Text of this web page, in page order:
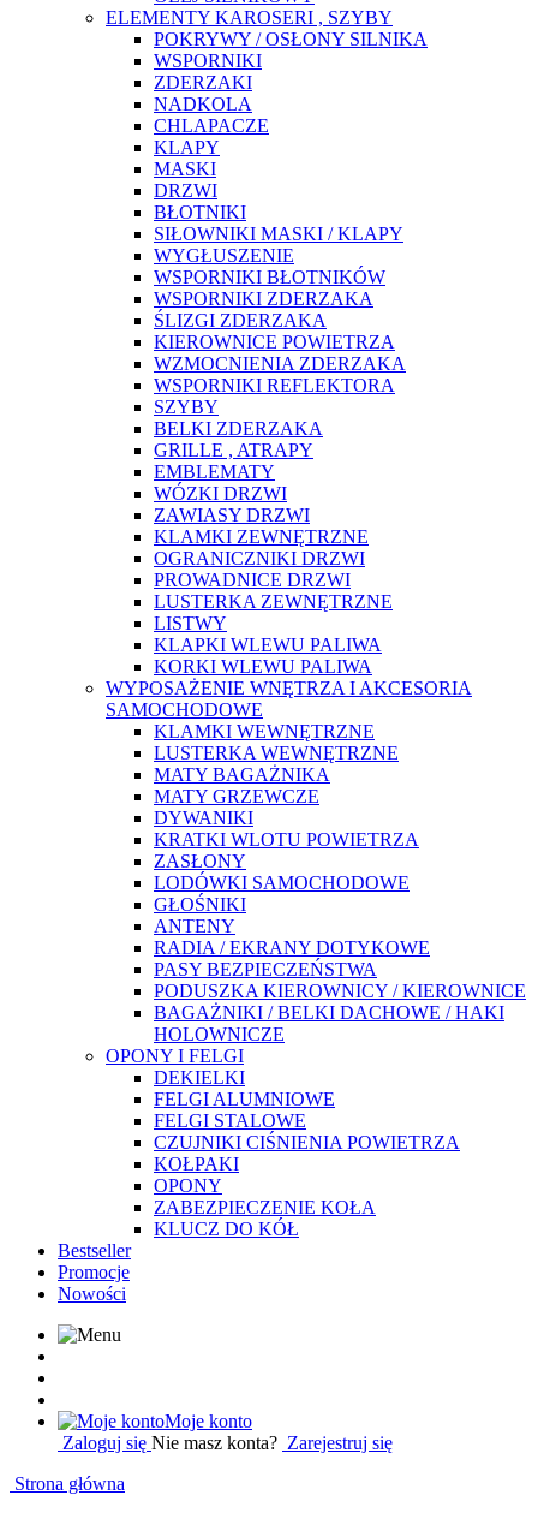
ELEMENTY KAROSERI , SZYBY
POKRYWY / OSŁONY SILNIKA
WSPORNIKI
ZDERZAKI
NADKOLA
CHLAPACZE
KLAPY
MASKI
DRZWI
BŁOTNIKI
SIŁOWNIKI MASKI / KLAPY
WYGŁUSZENIE
WSPORNIKI BŁOTNIKÓW
WSPORNIKI ZDERZAKA
ŚLIZGI ZDERZAKA
KIEROWNICE POWIETRZA
WZMOCNIENIA ZDERZAKA
WSPORNIKI REFLEKTORA
SZYBY
BELKI ZDERZAKA
GRILLE , ATRAPY
EMBLEMATY
WÓZKI DRZWI
ZAWIASY DRZWI
KLAMKI ZEWNĘTRZNE
OGRANICZNIKI DRZWI
PROWADNICE DRZWI
LUSTERKA ZEWNĘTRZNE
LISTWY
KLAPKI WLEWU PALIWA
KORKI WLEWU PALIWA
WYPOSAŻENIE WNĘTRZA I AKCESORIA
SAMOCHODOWE
KLAMKI WEWNĘTRZNE
LUSTERKA WEWNĘTRZNE
MATY BAGAŻNIKA
MATY GRZEWCZE
DYWANIKI
KRATKI WLOTU POWIETRZA
ZASŁONY
LODÓWKI SAMOCHODOWE
GŁOŚNIKI
ANTENY
RADIA / EKRANY DOTYKOWE
PASY BEZPIECZEŃSTWA
PODUSZKA KIEROWNICY / KIEROWNICE
BAGAŻNIKI / BELKI DACHOWE / HAKI
HOLOWNICZE
OPONY I FELGI
DEKIELKI
FELGI ALUMNIOWE
FELGI STALOWE
CZUJNIKI CIŚNIENIA POWIETRZA
KOŁPAKI
OPONY
ZABEZPIECZENIE KOŁA
KLUCZ DO KÓŁ
Bestseller
Promocje
Nowości
Moje konto
Zaloguj się Nie masz konta? Zarejestruj się
Strona główna